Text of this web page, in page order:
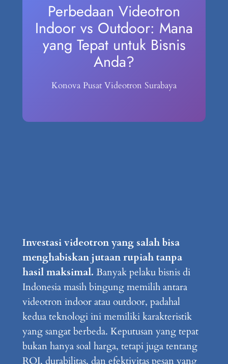
Perbedaan Videotron
Indoor vs Outdoor: Mana
yang Tepat untuk Bisnis
Anda?
Konova Pusat Videotron Surabaya
Investasi videotron yang salah bisa
menghabiskan jutaan rupiah tanpa
hasil maksimal. Banyak pelaku bisnis di
Indonesia masih bingung memilih antara
videotron indoor atau outdoor, padahal
kedua teknologi ini memiliki karakteristik
yang sangat berbeda. Keputusan yang tepat
bukan hanya soal harga, tetapi juga tentang
ROI, durabilitas, dan efektivitas pesan yang